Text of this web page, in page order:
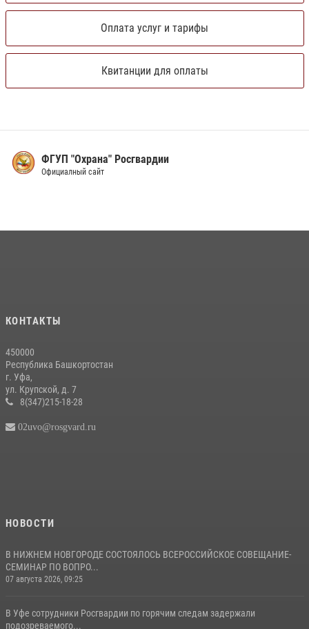
Оплата услуг и тарифы
Квитанции для оплаты
ФГУП "Охрана" Росгвардии
Официалный сайт
КОНТАКТЫ
450000
Республика Башкортостан
г. Уфа,
ул. Крупской, д. 7
8(347)215-18-28
02uvo@rosgvard.ru
НОВОСТИ
В НИЖНЕМ НОВГОРОДЕ СОСТОЯЛОСЬ ВСЕРОССИЙСКОЕ СОВЕЩАНИЕ-
СЕМИНАР ПО ВОПРО...
07 августа 2026, 09:25
В Уфе сотрудники Росгвардии по горячим следам задержали
подозреваемого...